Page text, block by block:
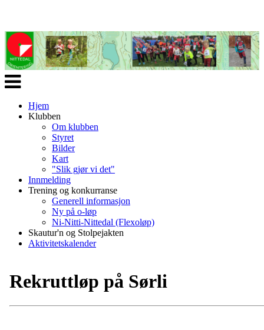
Veksle
navigasjon
Hjem
Klubben
Om klubben
Styret
Bilder
Kart
"Slik gjør vi det"
Innmelding
Trening og konkurranse
Generell informasjon
Ny på o-løp
Ni-Nitti-Nittedal (Flexoløp)
Skautur'n og Stolpejakten
Aktivitetskalender
Rekruttløp på Sørli